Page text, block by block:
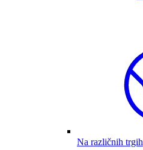
Na različnih trgih